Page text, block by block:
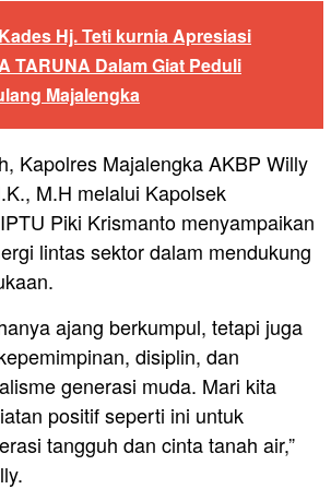
Kades Hj. Teti kurnia Apresiasi
TARUNA Dalam Giat Peduli
Majalengka
Kapolres Majalengka AKBP Willy
M.H melalui Kapolsek
Piki Krismanto menyampaikan
lintas sektor dalam mendukung
ajang berkumpul, tetapi juga
disiplin, dan
generasi muda. Mari kita
positif seperti ini untuk
tangguh dan cinta tanah air,”